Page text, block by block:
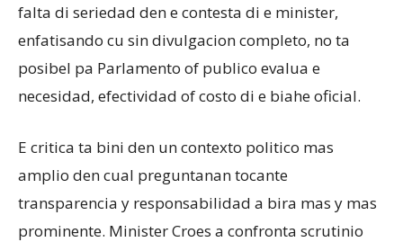
falta di seriedad den e contesta di e minister,
enfatisando cu sin divulgacion completo, no ta
posibel pa Parlamento of publico evalua e
necesidad, efectividad of costo di e biahe oficial.
E critica ta bini den un contexto politico mas
amplio den cual preguntanan tocante
transparencia y responsabilidad a bira mas y mas
prominente. Minister Croes a confronta scrutinio